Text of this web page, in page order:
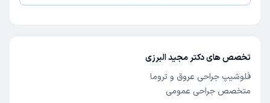
تخصص های دکتر مجید البرزی
فلوشیپ جراحی عروق و تروما
متخصص جراحی عمومی